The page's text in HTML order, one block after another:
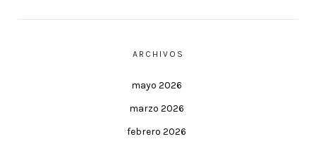
ARCHIVOS
mayo 2026
marzo 2026
febrero 2026